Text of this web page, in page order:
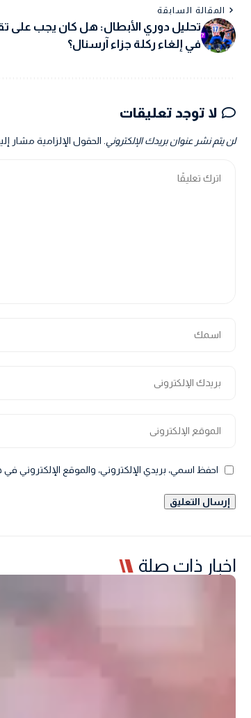
المقالة السابقة
تحليل دوري الأبطال: هل كان يجب على
في إلغاء ركلة جزاء آرسنال؟
لا توجد تعليقات
لن يتم نشر عنوان بريدك الإلكتروني. الحقول الإلزامية مشار
احفظ اسمي، بريدي الإلكتروني، والموقع الإلكتروني
اخبار ذات صلة